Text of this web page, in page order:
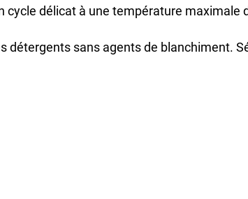
cycle délicat à une température maximale
détergents sans agents de blanchiment.